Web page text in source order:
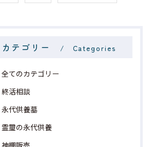
カテゴリー Categories
全てのカテゴリー
終活相談
永代供養墓
霊璽の永代供養
神棚販売